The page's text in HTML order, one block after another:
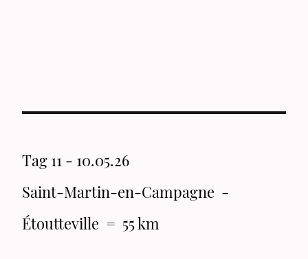
Tag 11 - 10.05.26
Saint-Martin-en-Campagne -
Étoutteville = 55 km